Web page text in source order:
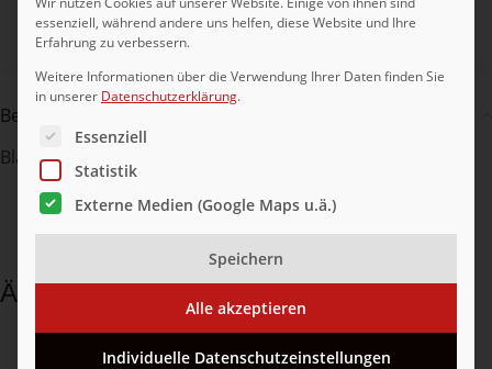
Teilen:
Beschreibung
Blätterteiggebäck mit Kirschfüllung, tiefgefroren
Ähnliche Produkte
essenziell, während andere uns helfen, diese Website und Ihre
Erfahrung zu verbessern.
Weitere Informationen über die Verwendung Ihrer Daten finden Sie
in unserer Datenschutzerklärung.
Es folgt eine Liste der Service-Gruppen, für die eine
Essenziell
Statistik
Externe Medien (Google Maps u.ä.)
Speichern
Alle akzeptieren
Individuelle Datenschutzeinstellungen